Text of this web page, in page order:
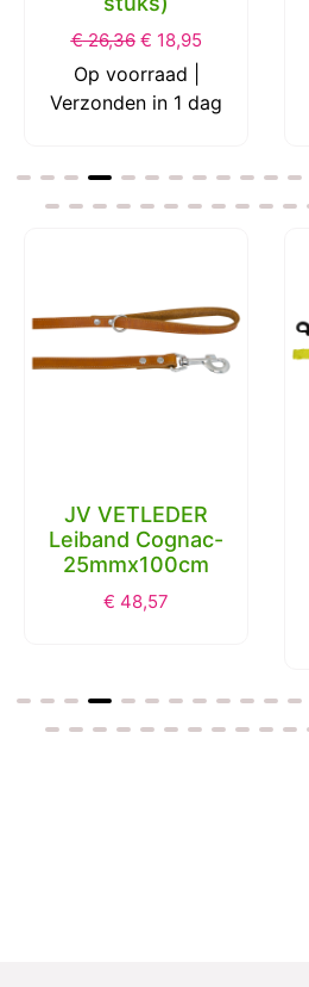
€26,36 € 18,95
Op voorraad |
Verzonden in 1 dag
JV VETLEDER
Leiband Cognac-
25mmx100cm
€ 48,57